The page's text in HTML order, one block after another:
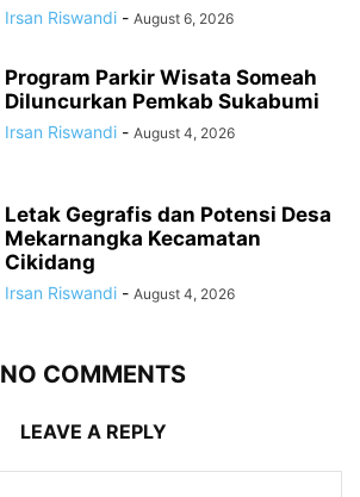
Irsan Riswandi - August 6, 2026
Program Parkir Wisata Someah
Diluncurkan Pemkab Sukabumi
Irsan Riswandi - August 4, 2026
Letak Gegrafis dan Potensi Desa
Mekarnangka Kecamatan
Cikidang
Irsan Riswandi - August 4, 2026
NO COMMENTS
LEAVE A REPLY